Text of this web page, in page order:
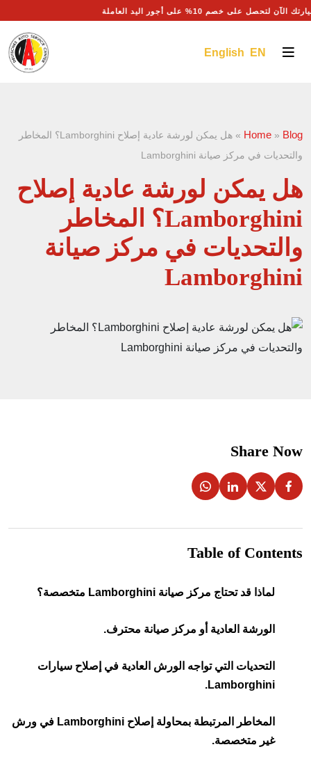
الآن لتحصل على خصم 10% على أجور اليد العاملة
English EN
Home » Blog
»
هل يمكن لورشة عادية إصلاح Lamborghini؟ المخاطر
والتحديات في مركز صيانة Lamborghini
هل يمكن لورشة عادية إصلاح
Lamborghini؟ المخاطر
والتحديات في مركز صيانة
Lamborghini
Share Now
Table of Contents
لماذا قد تحتاج مركز صيانة Lamborghini متخصصة؟
الورشة العادية أو مركز صيانة محترف.
التحديات التي تواجه الورش العادية في إصلاح سيارات
Lamborghini.
المخاطر المرتبطة بمحاولة إصلاح Lamborghini في ورش
غير متخصصة.